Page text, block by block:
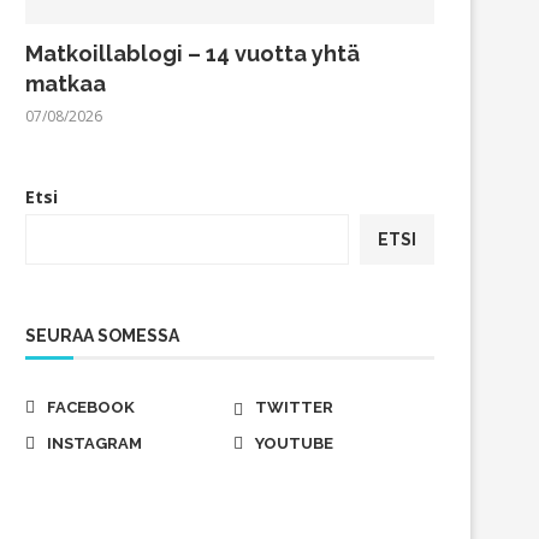
Matkoillablogi – 14 vuotta yhtä
matkaa
07/08/2026
Etsi
ETSI
SEURAA SOMESSA
FACEBOOK
TWITTER
INSTAGRAM
YOUTUBE